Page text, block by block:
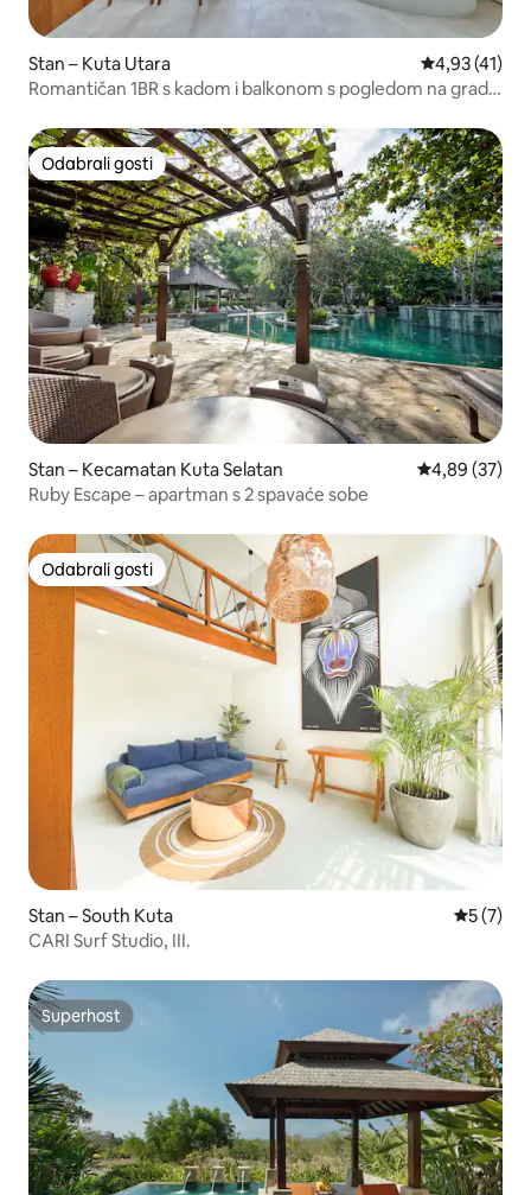
Stan – Kuta Utara Prosječna
4,93 (41)
Romantičan 1BR s kadom i balkonom s pogledom na grad –
Odabrali gosti
Odabrali gosti
Stan – Kecamatan Kuta Selatan Prosječna
4,89 (37)
Ruby Escape – apartman s 2 spavaće sobe
Odabrali gosti
Odabrali gosti
Stan – South Kuta
5 (7)
CARI Surf Studio, III.
Superhost
Superhost